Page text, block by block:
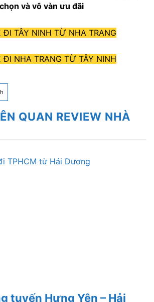
chọn và vô vàn ưu đãi
ĐI TÂY NINH TỪ NHA TRANG
ĐI NHA TRANG TỪ TÂY NINH
QUAN REVIEW NHÀ
tuyến Hưng Yên – Hải